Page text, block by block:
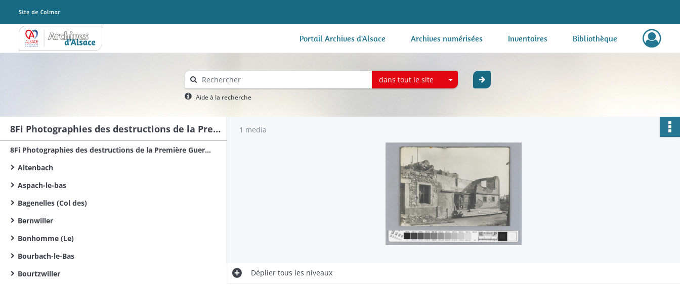
Archives Alsace - Colmar Portail Archives d'Alsace Archives numérisées Inventaires Bibliothèque
dans tout le site
Aide à la recherche
8Fi Photographies des destructions de la Première Guerre mondiale dans le sud du Haut-Rhin
8Fi Photographies des destructions de la Première Guerre mondiale dans le Haut-Rhin
Altenbach
Aspach-le-bas
Bagenelles (Col des)
Bernwiller
Bonhomme (Le)
Bourbach-le-Bas
Bourtzwiller
1 media
Dépliertous les niveaux